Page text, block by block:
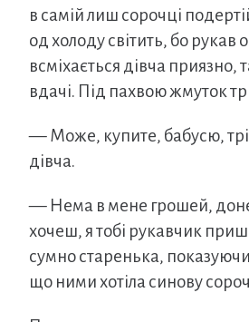
в самій лиш сорочці
од холоду світить, бо рукав
всміхається дівча приязно,
вдачі. Під пахвою жмуток
— Може, купите, бабусю,
дівча.
— Нема в мене грошей,
хочеш, я тобі рукавчик
сумно старенька,
що ними хотіла синову